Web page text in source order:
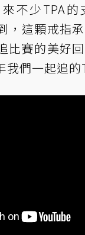
不少TPA的
，這顆戒指
比賽的美好
們一起追的